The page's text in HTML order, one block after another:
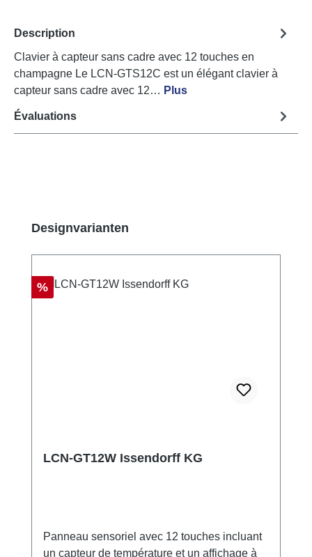
Description
Clavier à capteur sans cadre avec 12 touches en
champagne Le LCN-GTS12C est un élégant clavier à
capteur sans cadre avec 12… Plus
Évaluations
Ignorer la galerie de produits
Designvarianten
Réduction
%
LCN-GT12W Issendorff KG
Panneau sensoriel avec 12 touches incluant
un capteur de température et un affichage à